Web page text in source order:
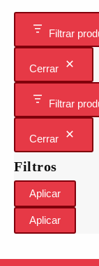
Filtrar
Cerrar
Filtrar
Cerrar
Filtros
Aplicar
Aplicar